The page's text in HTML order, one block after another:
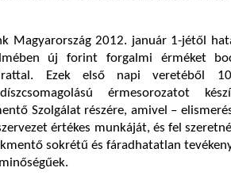
Magyarország 2012. január 1-jétől
új forint forgalmi érméket
Ezek első napi veretéből
érmesorozatot
Szolgálat részére, amivel –
értékes munkáját, és fel
sokrétű és fáradhatatlan